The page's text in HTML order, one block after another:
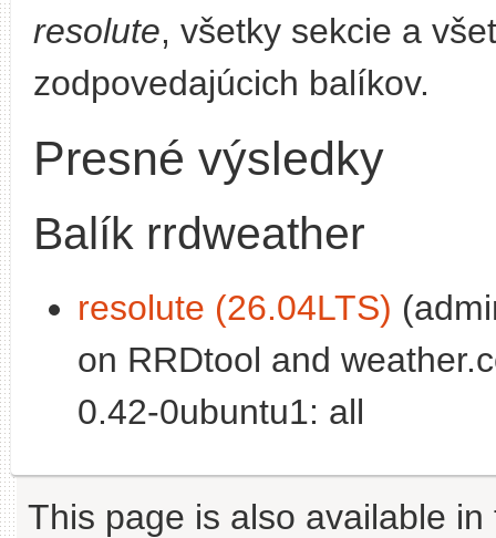
resolute, všetky sekcie a
zodpovedajúcich balíkov.
Presné výsledky
Balík rrdweather
resolute (26.04LTS)
on RRDtool and
0.42-0ubuntu1: all
This page is also available